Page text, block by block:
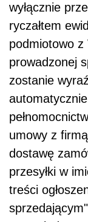
wyłącznie
ryczałtem
podmiotowo z
prowadzonej
zostanie
umowy z
dostawę
przesyłki w
treści